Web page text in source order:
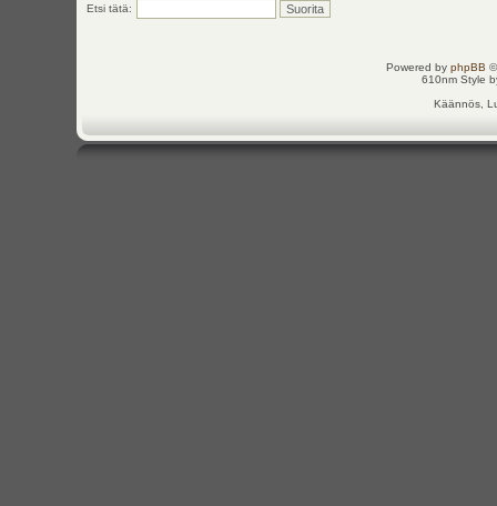
Etsi tätä:
Powered by phpBB
610nm Style
Käännös,